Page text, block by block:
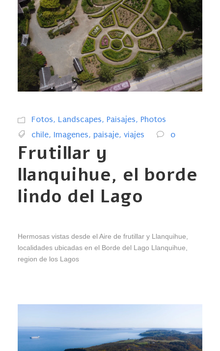
Fotos, Landscapes, Paisajes, Photos
chile, Imagenes, paisaje, viajes 0
Frutillar y
llanquihue, el borde
lindo del Lago
Hermosas vistas desde el Aire de frutillar y Llanquihue,
localidades ubicadas en el Borde del Lago Llanquihue,
region de los Lagos